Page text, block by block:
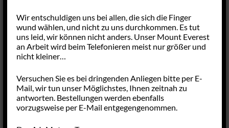
W111 280SE 3.5 Coupé, rechts
1114904020
[NML]
W111 280SE Cabriolet ab
289,-
1134900920
[zur Zeit bei DB
nicht
verfügbar]
W113 230SL ab Chassis 013856
W113 250SL, 280SL
299,-
Wir entschuldigen uns bei allen, die sich die Finger
wund wählen, und nicht zu uns durchkommen. Es tut
uns leid, wir können nicht anders. Unser Mount Everest
an Arbeit wird beim Telefonieren meist nur größer und
nicht kleiner…
Versuchen Sie es bei dringenden Anliegen bitte per E-
Mail, wir tun unser Möglichstes, Ihnen zeitnah zu
antworten. Bestellungen werden ebenfalls
vorzugsweise per E-Mail entgegengenommen.